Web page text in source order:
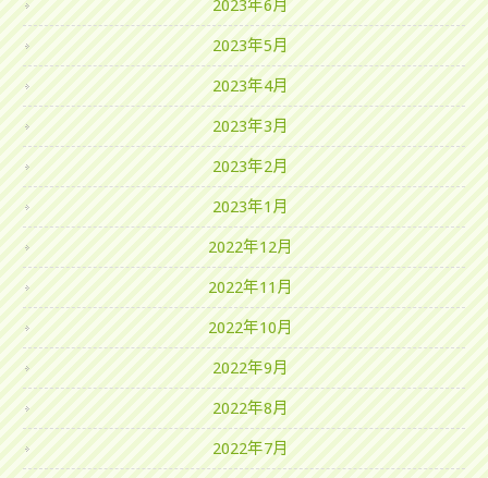
2023年6月
2023年5月
2023年4月
2023年3月
2023年2月
2023年1月
2022年12月
2022年11月
2022年10月
2022年9月
2022年8月
2022年7月